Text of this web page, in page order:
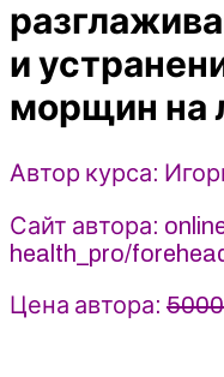
устранению
всех
видов
морщин
лбу
-
Игорь
и
морщин на
Автор курса:
Сайт автора:
health_pro/
Цена автора: